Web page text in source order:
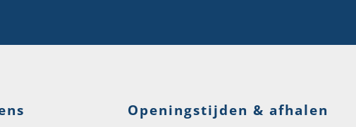
Openingstijden & afhalen